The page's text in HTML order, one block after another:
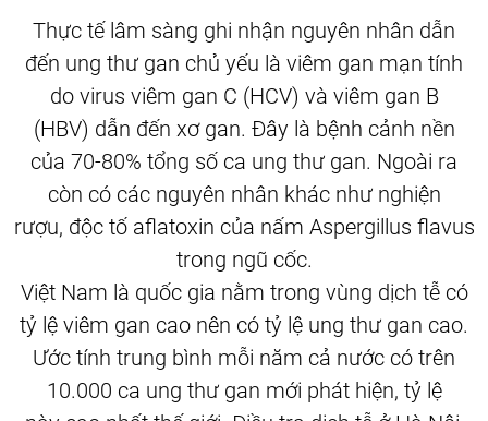
Thực tế lâm sàng ghi nhận nguyên nhân dẫn
đến ung thư gan chủ yếu là viêm gan mạn tính
do virus viêm gan C (HCV) và viêm gan B
(HBV) dẫn đến xơ gan. Đây là bệnh cảnh nền
của 70-80% tổng số ca ung thư gan. Ngoài ra
còn có các nguyên nhân khác như nghiện
rượu, độc tố aflatoxin của nấm Aspergillus flavus
trong ngũ cốc.
Việt Nam là quốc gia nằm trong vùng dịch tễ có
tỷ lệ viêm gan cao nên có tỷ lệ ung thư gan cao.
Ước tính trung bình mỗi năm cả nước có trên
10.000 ca ung thư gan mới phát hiện, tỷ lệ